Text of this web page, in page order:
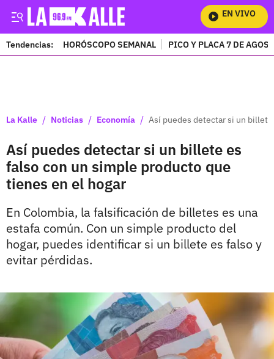
EN VIVO
Tendencias: HORÓSCOPO SEMANAL PICO Y PLACA 7 DE
La Kalle / Noticias / Economía / Así puedes detectar si un
Así puedes detectar si un billete es
falso con un simple producto que
tienes en el hogar
En Colombia, la falsificación de billetes es una
estafa común. Con un simple producto del
hogar, puedes identificar si un billete es falso y
evitar pérdidas.